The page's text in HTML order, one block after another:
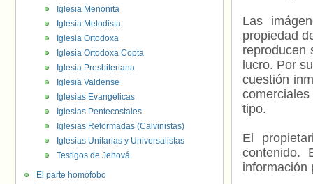
Las
propiedad
reproducen
lucro. Por
cuestión
tipo.
El
contenido.
información
Iglesia Menonita
Iglesia Metodista
Iglesia Ortodoxa
Iglesia Ortodoxa Copta
Iglesia Presbiteriana
Iglesia Valdense
Iglesias Evangélicas
Iglesias Pentecostales
Iglesias Reformadas (Calvinistas)
Iglesias Unitarias y Universalistas
Testigos de Jehová
El parte homófobo